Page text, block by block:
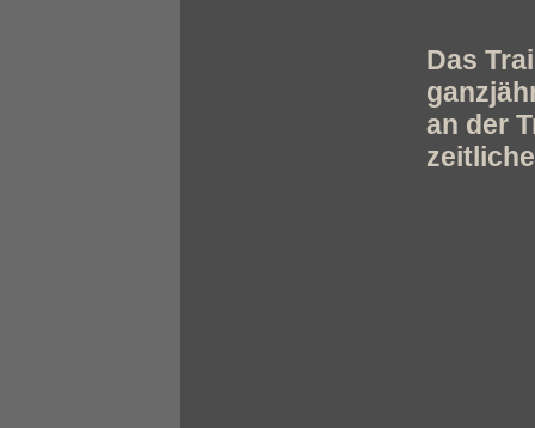
Das
an der